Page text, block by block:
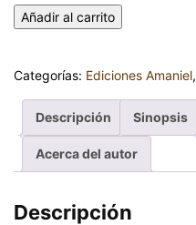
Añadir al carrito
Categorías: Ediciones Amaniel,
Descripción Sinopsis
Acerca del autor
Descripción